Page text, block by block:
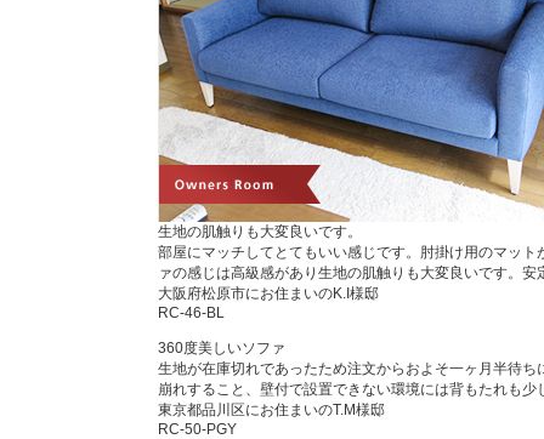
生地の肌触りも大変良いです。
部屋にマッチしてとてもいい感じです。肘掛け用のマッ
ァの感じは高級感があり生地の肌触りも大変良いです。
大阪府松原市にお住まいのK.I様邸
RC-46-BL
360度美しいソファ
生地が在庫切れであったため注文からおよそ一ヶ月半待
崩れすること、壁付で設置できない環境には背もたれも
東京都品川区にお住まいのT.M様邸
RC-50-PGY